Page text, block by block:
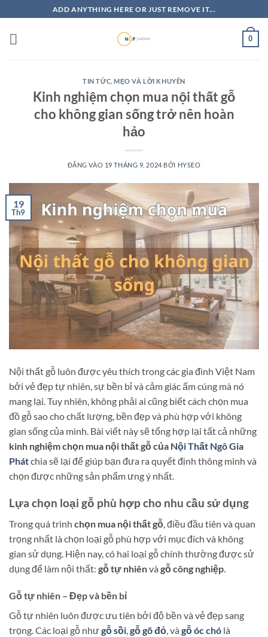
qua
nội
ADD ANYTHING HERE OR JUST REMOVE IT...
0
TIN TỨC ,MẸO VÀ LỜI KHUYÊN
Kinh nghiệm chọn mua nội thất gỗ
cho không gian sống trở nên hoàn
hảo
ĐĂNG VÀO 19 THÁNG 9, 2024 BỞI HYSEO
19
Th9
Nội thất gỗ luôn được yêu thích trong các gia đình Việt Nam
bởi vẻ đẹp tự nhiên, sự bền bỉ và cảm giác ấm cúng mà nó
mang lại. Tuy nhiên, không phải ai cũng biết cách chọn mua
đồ gỗ sao cho chất lượng, bền đẹp và phù hợp với không
gian sống của mình. Bài viết này sẽ tổng hợp lại tất cả những
kinh nghiệm chọn mua nội thất gỗ của Nội Thất Ngô Gia
Phátchia sẽ lại để giúp bạn đưa ra quyết định thông minh và
chọn được những sản phẩm ưng ý nhất.
Lựa chọn loại gỗ phù hợp cho nhu cầu sử dụng
Trong quá trình chọn mua nội thất gỗ , điều đầu tiên và quan
trọng nhất là chọn loại gỗ phù hợp với mục đích và không
gian sử dụng. Hiện nay, có hai loại gỗ chính thường được sử
dụng để làm nội thất: gỗ tự nhiênvà gỗ công nghiệp
Gỗ tự nhiên – Đẹp và bền bỉ
Gỗ tự nhiên luôn được ưu tiên bởi độ bền và vẻ đẹp sang
trọng. Các loại gỗ nhưgỗ sồi,gỗ gõ đỏ, và gỗ óc chó là